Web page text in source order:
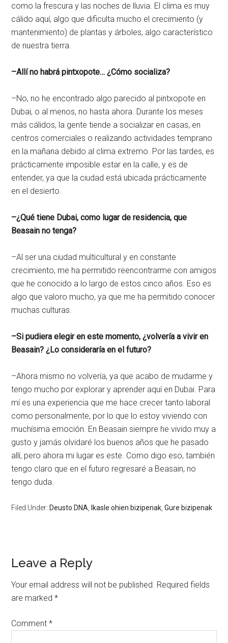
como la frescura y las noches de lluvia. El clima es muy
cálido aquí, algo que dificulta mucho el crecimiento (y
mantenimiento) de plantas y árboles, algo característico
de nuestra tierra.
–Allí no habrá pintxopote… ¿Cómo socializa?
–No, no he encontrado algo parecido al pintxopote en
Dubai, o al menos, no hasta ahora. Durante los meses
más cálidos, la gente tiende a socializar en casas, en
centros comerciales o realizando actividades temprano
en la mañana debido al clima extremo. Por las tardes, es
prácticamente imposible estar en la calle, y es de
entender, ya que la ciudad está ubicada prácticamente
en el desierto.
–¿Qué tiene Dubai, como lugar de residencia, que
Beasain no tenga?
–Al ser una ciudad multicultural y en constante
crecimiento, me ha permitido reencontrarme con amigos
que he conocido a lo largo de estos cinco años. Eso es
algo que valoro mucho, ya que me ha permitido conocer
muchas culturas.
–Si pudiera elegir en este momento, ¿volvería a vivir en
Beasain? ¿Lo consideraría en el futuro?
–Ahora mismo no volvería, ya que acabo de mudarme y
tengo mucho por explorar y aprender aquí en Dubai. Para
mí es una experiencia que me hace crecer tanto laboral
como personalmente, por lo que lo estoy viviendo con
muchísima emoción. En Beasain siempre he vivido muy a
gusto y jamás olvidaré los buenos años que he pasado
allí, pero ahora mi lugar es este. Como digo eso, también
tengo claro que en el futuro regresaré a Beasain, no
tengo duda.
Filed Under: Deusto DNA Ikasle ohien bizipenak ,Gure bizipenak
Leave a Reply
Your email address will not be published. Required fields
are marked*
Comment*